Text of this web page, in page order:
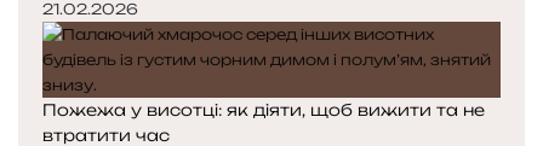
21.02.2026
Пожежа у висотці: як діяти, щоб вижити та не
втратити час